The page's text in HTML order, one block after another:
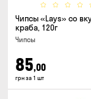
Чипсы «Lays» со
краба, 120г
Чипсы
85,00
грн за 1 шт